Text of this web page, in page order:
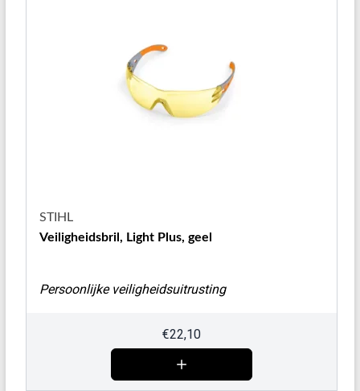
STIHL
Veiligheidsbril, Light Plus, geel
Persoonlijke veiligheidsuitrusting
€22,10